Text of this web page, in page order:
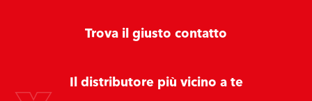
Trova il giusto contatto
Il distributore più vicino a te